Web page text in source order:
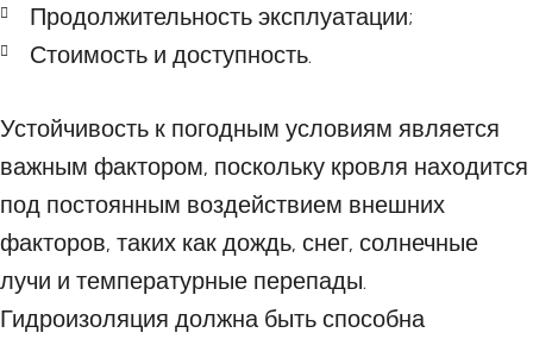
Продолжительность эксплуатации;
Стоимость и доступность.
Устойчивость к погодным условиям является
важным фактором, поскольку кровля находится
под постоянным воздействием внешних
факторов, таких как дождь, снег, солнечные
лучи и температурные перепады.
Гидроизоляция должна быть способна